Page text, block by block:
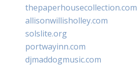
thepaperhousecollection.com
allisonwillisholley.com
solslite.org
portwayinn.com
djmaddogmusic.com